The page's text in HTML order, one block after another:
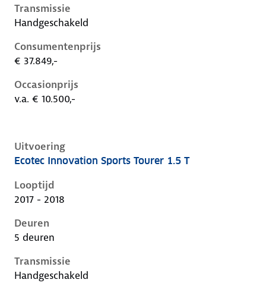
Transmissie
Handgeschakeld
Consumentenprijs
€ 37.849,-
Occasionprijs
v.a. € 10.500,-
Uitvoering
Opel Insignia b, sports tourer 1.5 t, 103 kW, Benzine,
Ecotec Innovation Sports Tourer 1.5 T
Looptijd
2017 - 2018
Deuren
5 deuren
Transmissie
Handgeschakeld